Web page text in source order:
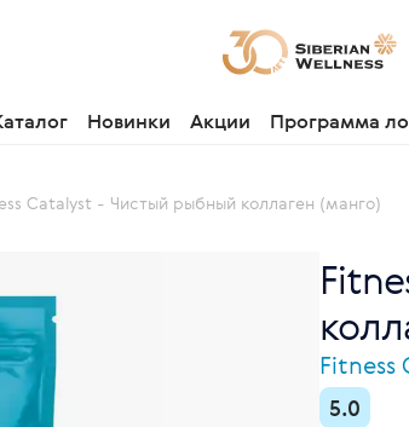
Новинки Акции Программа
Catalyst - Чистый рыбный коллаген (манго)
Fitness
5.0